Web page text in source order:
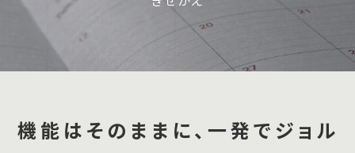
機能はそのままに、一発でジョル